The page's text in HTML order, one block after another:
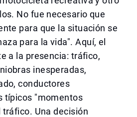
No fue necesario que
para que la situación se
para la vida". Aquí, el
a la presencia: tráfico,
inesperadas,
conductores
típicos "momentos
Una decisión